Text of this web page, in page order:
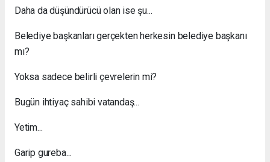
Daha da düşündürücü olan ise şu...
Belediye başkanları gerçekten herkesin belediye başkanı
mı?
Yoksa sadece belirli çevrelerin mi?
Bugün ihtiyaç sahibi vatandaş...
Yetim...
Garip gureba...